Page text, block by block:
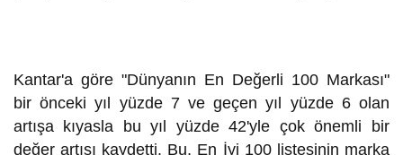
Kantar'a göre "Dünyanın En Değerli 100 Markası"
bir önceki yıl yüzde 7 ve geçen yıl yüzde 6 olan
artışa kıyasla bu yıl yüzde 42'yle çok önemli bir
değer artışı kaydetti. Bu, En İyi 100 listesinin marka